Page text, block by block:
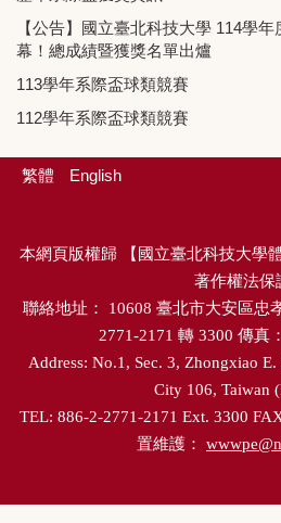
【公告】國立臺北科技大學 114學
幕！總成績暨獲獎名單出爐
113學年系際盃球類競賽
112學年系際盃球類競賽
繁體 English
本網頁版權歸【 國立臺北科技大學
著作權法保
聯絡地址：
10608 臺北市大安區忠
2771-2171 轉3300 傳真：
Address: No.1, Sec. 3, Zhongxiao
City 106, Taiwan
TEL: 886-2-2771-2171 Ext. 3300
置維護：